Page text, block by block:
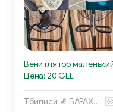
Венитлятор
Цена: 20 GEL
Тбилиси 🧦 БАРАХОЛКА